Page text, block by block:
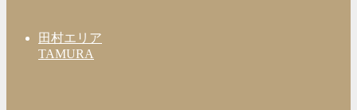
田村エリア
TAMURA